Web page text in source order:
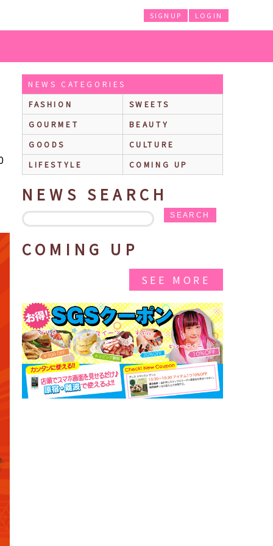
LOGIN
SIGNUP
が会いに来る！～』期間限定で発売
NEWS CATEGORIES
FASHION
SWEETS
GOURMET
BEAUTY
GOODS
CULTURE
LIFESTYLE
COMING UP
NEWS SEARCH
SEARCH
COMING UP
SEE MORE